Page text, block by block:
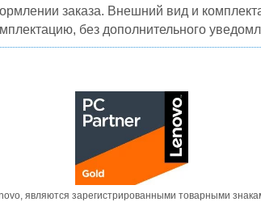
заказа. Внешний вид и
без дополнительного
являются зарегистрированными товарными